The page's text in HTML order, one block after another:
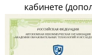
кабинете